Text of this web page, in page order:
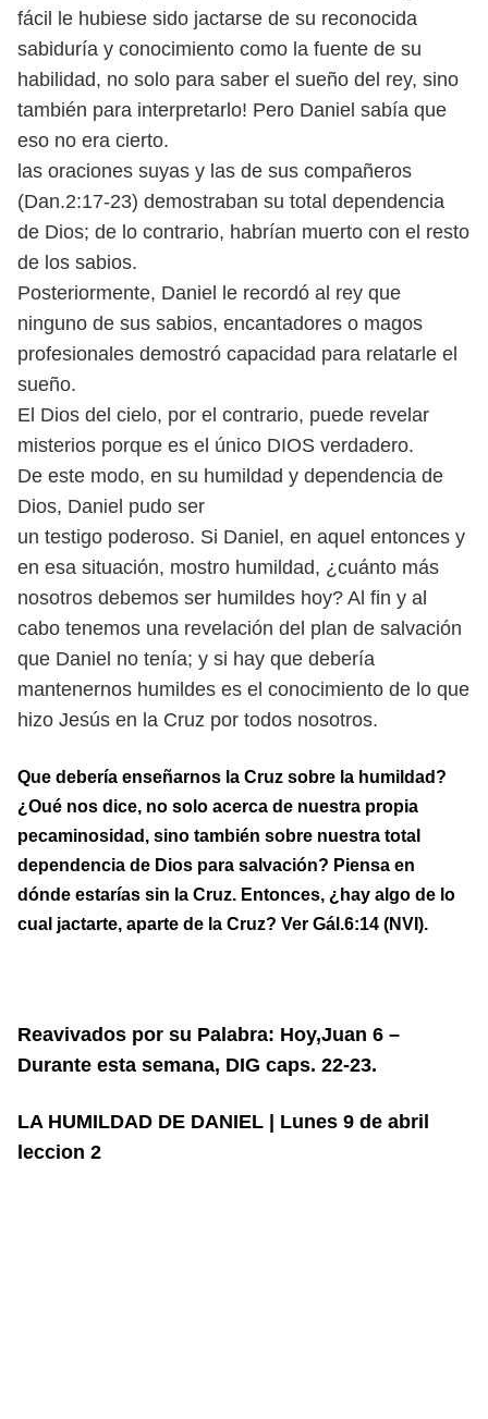
fácil le hubiese sido jactarse de su reconocida
sabiduría y conocimiento como la fuente de su
habilidad, no solo para saber el sueño del rey, sino
también para interpretarlo! Pero Daniel sabía que
eso no era cierto.
las oraciones suyas y las de sus compañeros
(Dan.2:17-23) demostraban su total dependencia
de Dios; de lo contrario, habrían muerto con el resto
de los sabios.
Posteriormente, Daniel le recordó al rey que
ninguno de sus sabios, encantadores o magos
profesionales demostró capacidad para relatarle el
sueño.
El Dios del cielo, por el contrario, puede revelar
misterios porque es el único DIOS verdadero.
De este modo, en su humildad y dependencia de
Dios, Daniel pudo ser
un testigo poderoso. Si Daniel, en aquel entonces y
en esa situación, mostro humildad, ¿cuánto más
nosotros debemos ser humildes hoy? Al fin y al
cabo tenemos una revelación del plan de salvación
que Daniel no tenía; y si hay que debería
mantenernos humildes es el conocimiento de lo que
hizo Jesús en la Cruz por todos nosotros.
Que debería enseñarnos la Cruz sobre la humildad?
¿Oué nos dice, no solo acerca de nuestra propia
pecaminosidad, sino también sobre nuestra total
dependencia de Dios para salvación? Piensa en
dónde estarías sin la Cruz. Entonces, ¿hay algo de lo
cual jactarte, aparte de la Cruz? Ver Gál.6:14 (NVI).
Reavivados por su Palabra: Hoy,Juan 6 –
Durante esta semana, DIG caps. 22-23.
LA HUMILDAD DE DANIEL | Lunes 9 de abril
leccion 2